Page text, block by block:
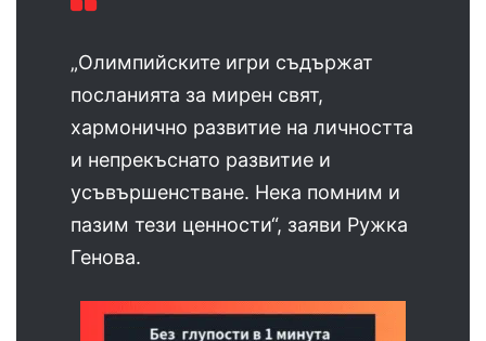
„Олимпийските игри съдържат
посланията за мирен свят,
хармонично развитие на личността
и непрекъснато развитие и
усъвършенстване. Нека помним и
пазим тези ценности“, заяви Ружка
Генова.